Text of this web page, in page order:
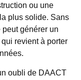
ou une
plus solide. Sans
générer un
revient à porter
oubli de DAACT